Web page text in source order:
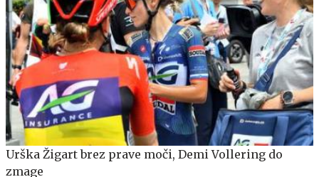
Urška Žigart brez prave moči, Demi Vollering do
zmage